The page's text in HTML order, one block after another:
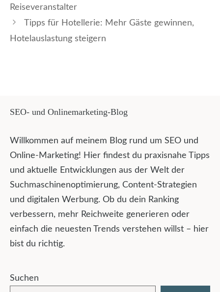
Reiseveranstalter
Tipps für Hotellerie: Mehr Gäste gewinnen,
Hotelauslastung steigern
SEO- und Onlinemarketing-Blog
Willkommen auf meinem Blog rund um SEO und
Online-Marketing! Hier findest du praxisnahe Tipps
und aktuelle Entwicklungen aus der Welt der
Suchmaschinenoptimierung, Content-Strategien
und digitalen Werbung. Ob du dein Ranking
verbessern, mehr Reichweite generieren oder
einfach die neuesten Trends verstehen willst – hier
bist du richtig.
Suchen